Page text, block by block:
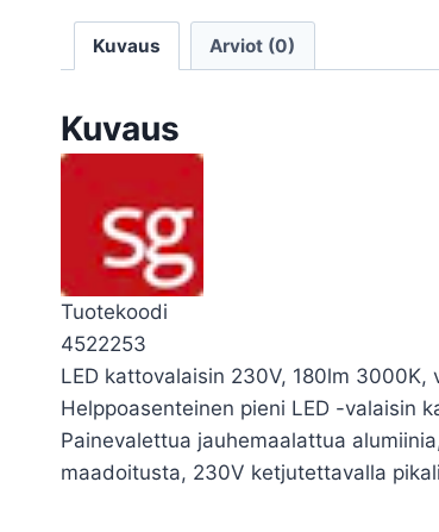
Kuvaus Arviot (0)
Kuvaus
Tuotekoodi
4522253
LED kattovalaisin 230V, 180lm 3000K,
Helppoasenteinen pieni LED -valaisin
Painevalettua jauhemaalattua
maadoitusta, 230V ketjutettavalla